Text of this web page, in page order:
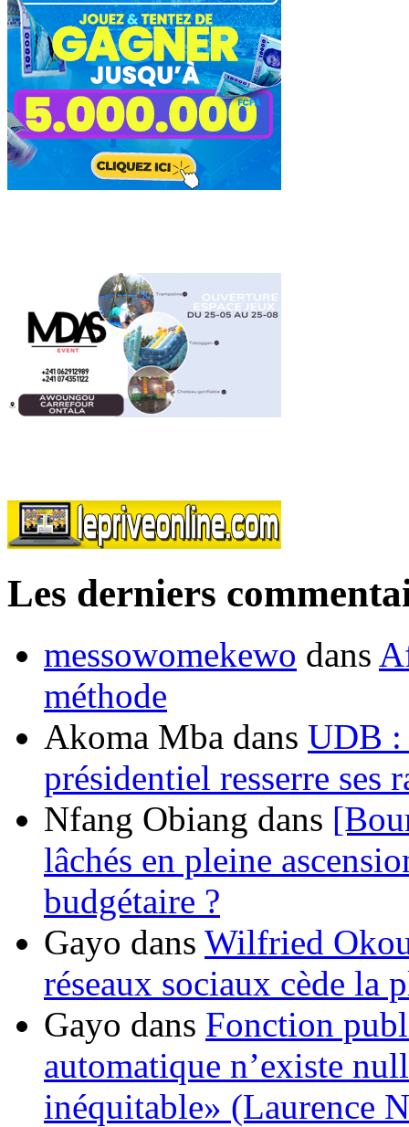
Les derniers
messowomekewo dans
méthode
Akoma Mba dans UDB :
présidentiel resserre ses
Nfang Obiang dans
lâchés en pleine
budgétaire ?
Gayo dans Wilfried
réseaux sociaux cède la
Gayo dans Fonction
automatique n’existe
inéquitable» (Laurence